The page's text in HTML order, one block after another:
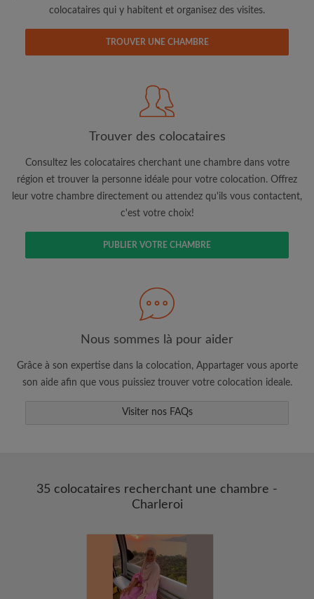
J'ai lu, compris et accepte les Conditions d'utilisation
CRÉER PROFIL
jour du compte par e-mail
Consultez les chambres et les profils des
Sauvegardez vos recherches
annonce correspondant à vos critères
Faites vos demandes de visites
Faites part aux propriétaires et aux
colocataires qui y habitent et organisez des visites.
TROUVER UNE CHAMBRE
Trouver des colocataires
Consultez les colocataires cherchant une chambre dans votre
région et trouver la personne idéale pour votre colocation. Offrez
leur votre chambre directement ou attendez qu'ils vous contactent,
c'est votre choix!
PUBLIER VOTRE CHAMBRE
Nous sommes là pour aider
Grâce à son expertise dans la colocation, Appartager vous aporte
son aide afin que vous puissiez trouver votre colocation ideale.
Visiter nos FAQs
35 colocataires recherchant une chambre -
Charleroi